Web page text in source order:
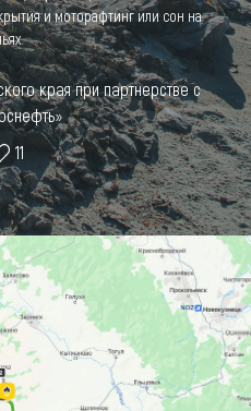
и моторафтинг или сон на
края при партнерстве с
11